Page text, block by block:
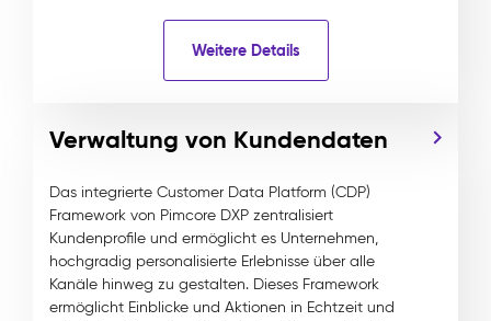
Weitere Details
Verwaltung von Kundendaten
Das integrierte Customer Data Platform (CDP)
Framework von Pimcore DXP zentralisiert
Kundenprofile und ermöglicht es Unternehmen,
hochgradig personalisierte Erlebnisse über alle
Kanäle hinweg zu gestalten. Dieses Framework
ermöglicht Einblicke und Aktionen in Echtzeit und